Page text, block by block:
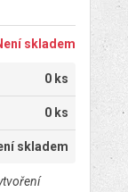
skladem
0 ks
0 ks
skladem